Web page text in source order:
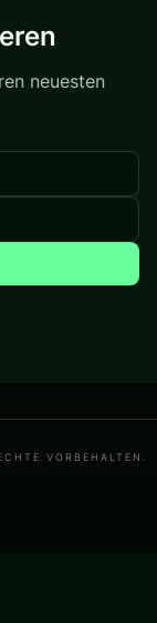
neuesten
VORBEHALTEN.